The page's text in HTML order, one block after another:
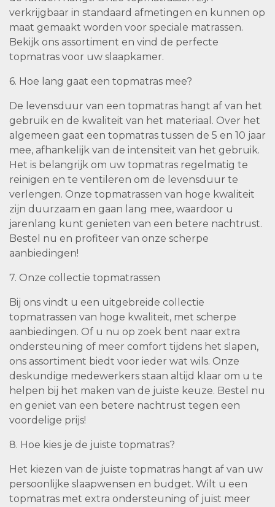
verkrijgbaar in standaard afmetingen en kunnen op
maat gemaakt worden voor speciale matrassen.
Bekijk ons assortiment en vind de perfecte
topmatras voor uw slaapkamer.
6. Hoe lang gaat een topmatras mee?
De levensduur van een topmatras hangt af van het
gebruik en de kwaliteit van het materiaal. Over het
algemeen gaat een topmatras tussen de 5 en 10 jaar
mee, afhankelijk van de intensiteit van het gebruik.
Het is belangrijk om uw topmatras regelmatig te
reinigen en te ventileren om de levensduur te
verlengen. Onze topmatrassen van hoge kwaliteit
zijn duurzaam en gaan lang mee, waardoor u
jarenlang kunt genieten van een betere nachtrust.
Bestel nu en profiteer van onze scherpe
aanbiedingen!
7. Onze collectie topmatrassen
Bij ons vindt u een uitgebreide collectie
topmatrassen van hoge kwaliteit, met scherpe
aanbiedingen. Of u nu op zoek bent naar extra
ondersteuning of meer comfort tijdens het slapen,
ons assortiment biedt voor ieder wat wils. Onze
deskundige medewerkers staan altijd klaar om u te
helpen bij het maken van de juiste keuze. Bestel nu
en geniet van een betere nachtrust tegen een
voordelige prijs!
8. Hoe kies je de juiste topmatras?
Het kiezen van de juiste topmatras hangt af van uw
persoonlijke slaapwensen en budget. Wilt u een
topmatras met extra ondersteuning of juist meer